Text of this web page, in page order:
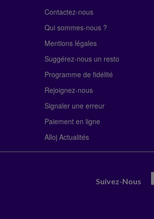
Contactez-nous
Qui sommes-nous ?
Mentions légales
Suggérez-nous un resto
Programme de fidélité
Rejoignez-nous
Signaler une erreur
Paiement en ligne
Alloj Actualités
Suivez-Nous